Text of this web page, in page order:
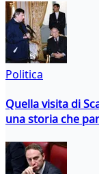
Politica
Quella visita di
una storia che